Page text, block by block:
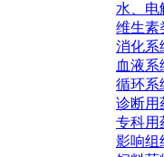
水、电
维生素
消化系
血液系
循环系
诊断用
专科用
影响组